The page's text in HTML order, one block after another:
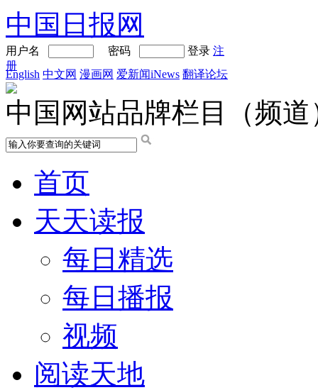
中国日报网
用户名 密码 登录 注
册
English 中文网 漫画网 爱新闻iNews 翻译论坛
中国网站品牌栏目（频道
首页
天天读报
每日精选
每日播报
视频
阅读天地